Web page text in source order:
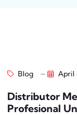
Blog April
Distributor
Profesional